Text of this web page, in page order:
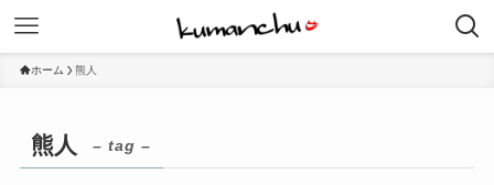
ホーム 熊人
熊人 – tag –